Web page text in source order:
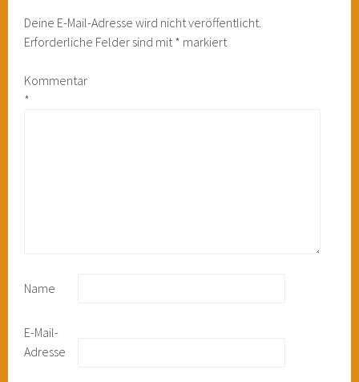
Deine E-Mail-Adresse wird nicht veröffentlicht.
Erforderliche Felder sind mit * markiert
Kommentar
*
Name
E-Mail-
Adresse